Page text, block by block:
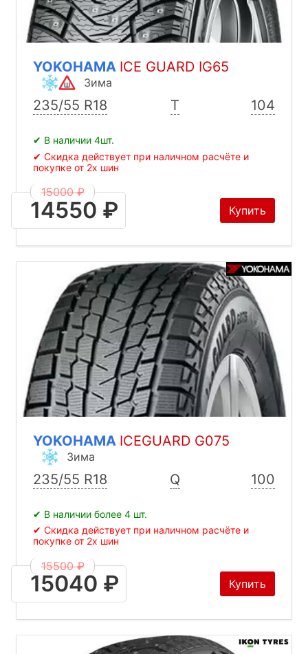
YOKOHAMA ICE GUARD IG65
Зима
235/55 R18 T 104
✔ В наличии 4шт.
✔ Скидка действует при наличном расчёте и
покупке от 2х шин
15000 ₽
14550 ₽ Купить
YOKOHAMA ICEGUARD G075
Зима
235/55 R18 Q 100
✔ В наличии более 4 шт.
✔ Скидка действует при наличном расчёте и
покупке от 2х шин
15500 ₽
15040 ₽ Купить